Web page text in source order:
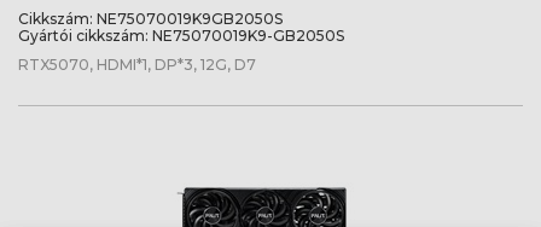
Cikkszám: NE75070019K9GB2050S
Gyártói cikkszám: NE75070019K9-GB2050S
RTX5070, HDMI*1, DP*3, 12G, D7